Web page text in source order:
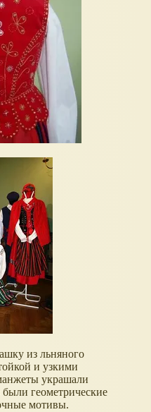
из льняного
и узкими
украшали
геометрические
мотивы.